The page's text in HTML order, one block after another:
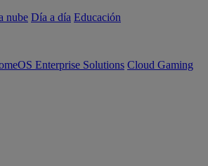
nube Día a día Educación
Enterprise Solutions Cloud Gaming